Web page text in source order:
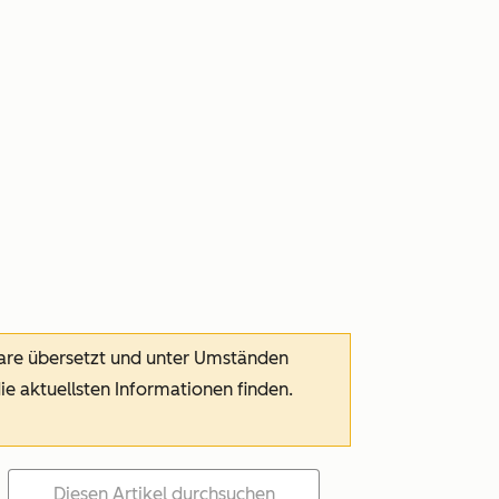
übersetzt und unter Umständen
aktuellsten Informationen finden.